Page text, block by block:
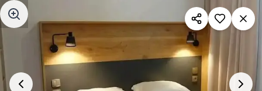
Aller au contenu principal